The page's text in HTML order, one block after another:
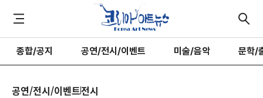
종합/공지 공연/전시/이벤트 미술/음악 문학/
공연/전시/이벤트전시